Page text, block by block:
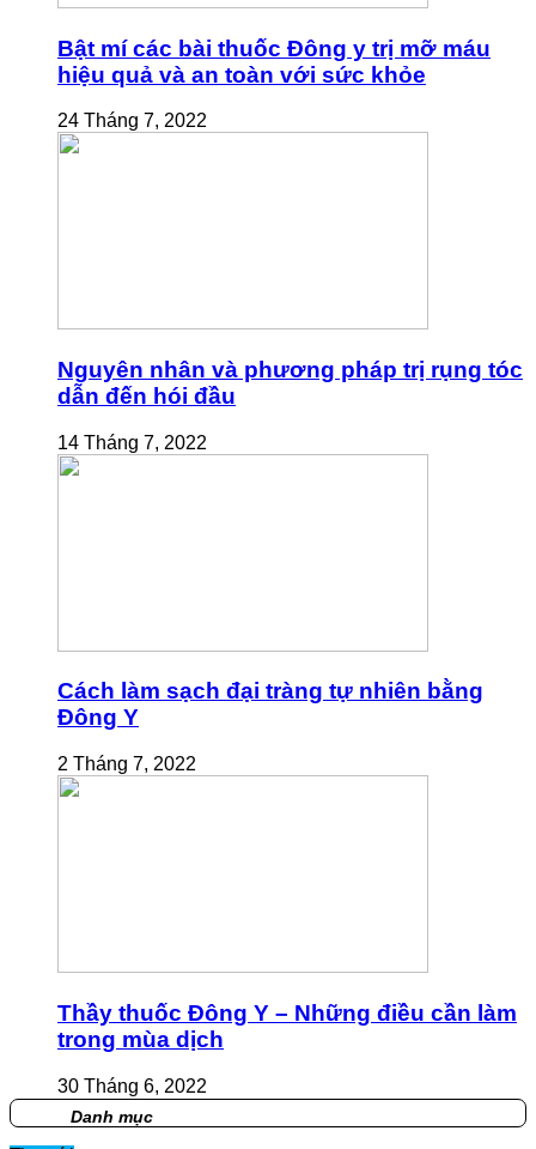
Bật mí các bài thuốc Đông y trị mỡ máu
hiệu quả và an toàn với sức khỏe
24 Tháng 7, 2022
Nguyên nhân và phương pháp trị rụng tóc
dẫn đến hói đầu
14 Tháng 7, 2022
Cách làm sạch đại tràng tự nhiên bằng
Đông Y
2 Tháng 7, 2022
Thầy thuốc Đông Y – Những điều cần làm
trong mùa dịch
30 Tháng 6, 2022
Danh mục